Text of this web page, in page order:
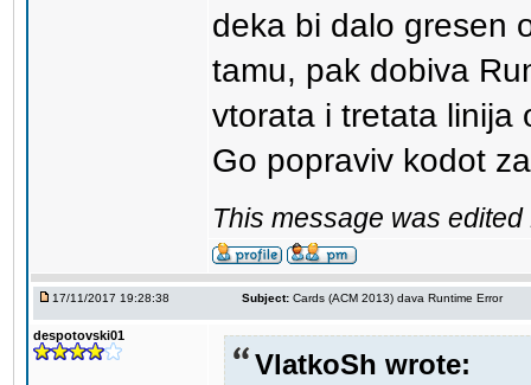
deka bi dalo gresen
tamu, pak dobiva
vtorata i tretata linija
Go popraviv kodot
This message was
17/11/2017 19:28:38 Subject: Cards (ACM 2013) dava Runtime Error
despotovski01
VlatkoSh wrote: